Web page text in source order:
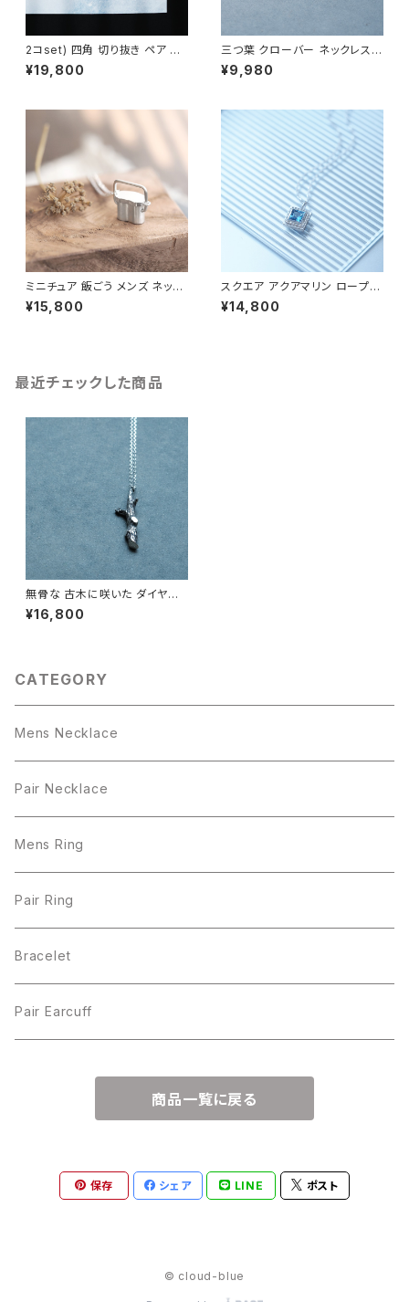
2コset) 四角 切り抜き ペア ネ
ックレス シルバー925
¥19,800
三つ葉 クローバー ネックレス
シルバー925 メンズ ユニセック
ス
¥9,980
ミニチュア 飯ごう メンズ ネック
レス シルバー925
¥15,800
スクエア アクアマリン ロープ メ
ンズ ネックレス シルバー925
¥14,800
最近チェックした商品
無骨な 古木に咲いた ダイヤモ
ンドの花 ネックレス シルバー9
25 メンズ ユニセックス
¥16,800
CATEGORY
Mens Necklace
Pair Necklace
Mens Ring
Pair Ring
Bracelet
Pair Earcuff
商品一覧に戻る
保存 シェア LINE ポスト
© cloud-blue